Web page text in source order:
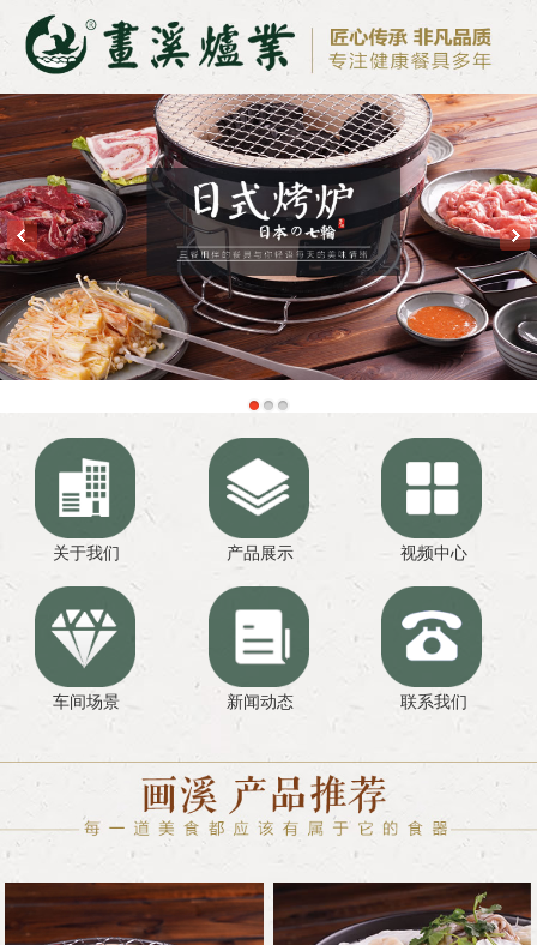
关于我们 产品展示 视频中心
车间场景 新闻动态 联系我们